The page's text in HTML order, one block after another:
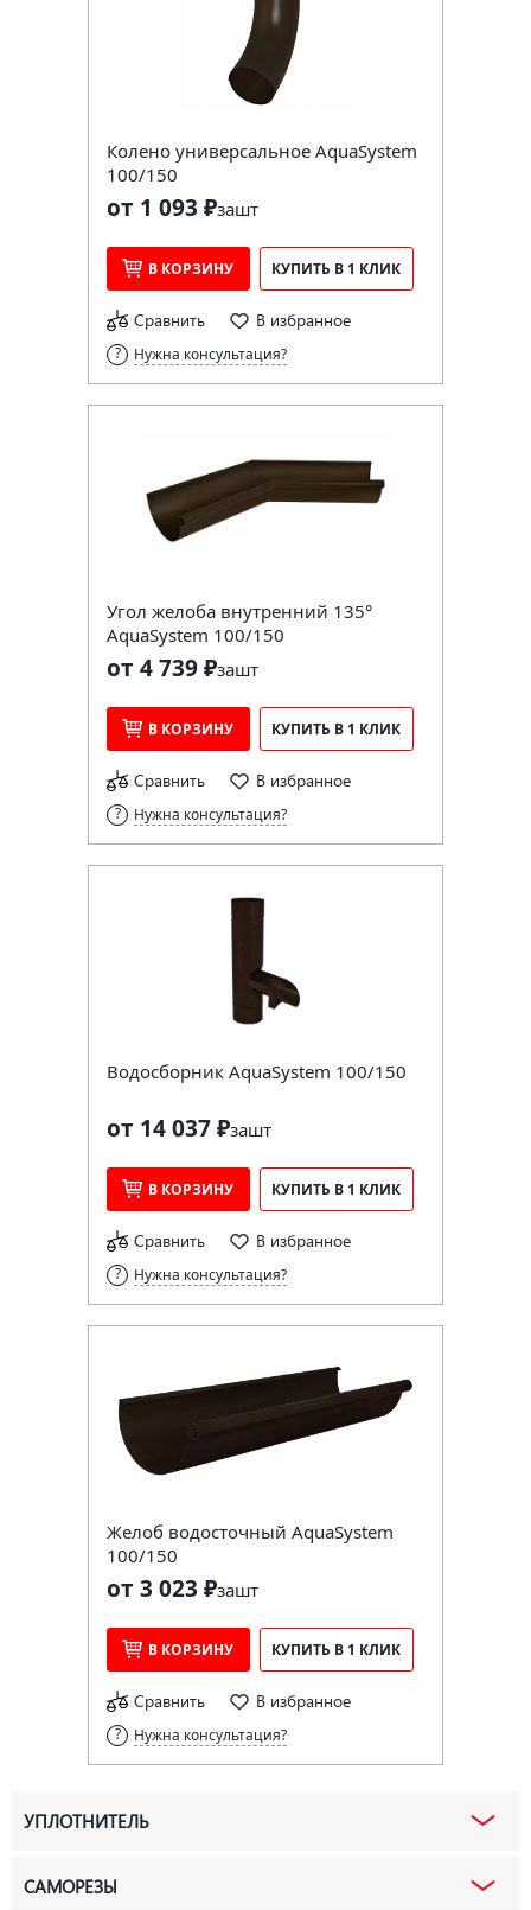
Колено универсальное AquaSystem
100/150
от 1 093 ₽зашт
В КОРЗИНУ КУПИТЬ В 1 КЛИК
Сравнить В избранное
Нужна консультация?
Угол желоба внутренний 135°
AquaSystem 100/150
от 4 739 ₽зашт
В КОРЗИНУ КУПИТЬ В 1 КЛИК
Сравнить В избранное
Нужна консультация?
Водосборник AquaSystem 100/150
от 14 037 ₽зашт
В КОРЗИНУ КУПИТЬ В 1 КЛИК
Сравнить В избранное
Нужна консультация?
Желоб водосточный AquaSystem
100/150
от 3 023 ₽зашт
В КОРЗИНУ КУПИТЬ В 1 КЛИК
Сравнить В избранное
Нужна консультация?
УПЛОТНИТЕЛЬ
САМОРЕЗЫ